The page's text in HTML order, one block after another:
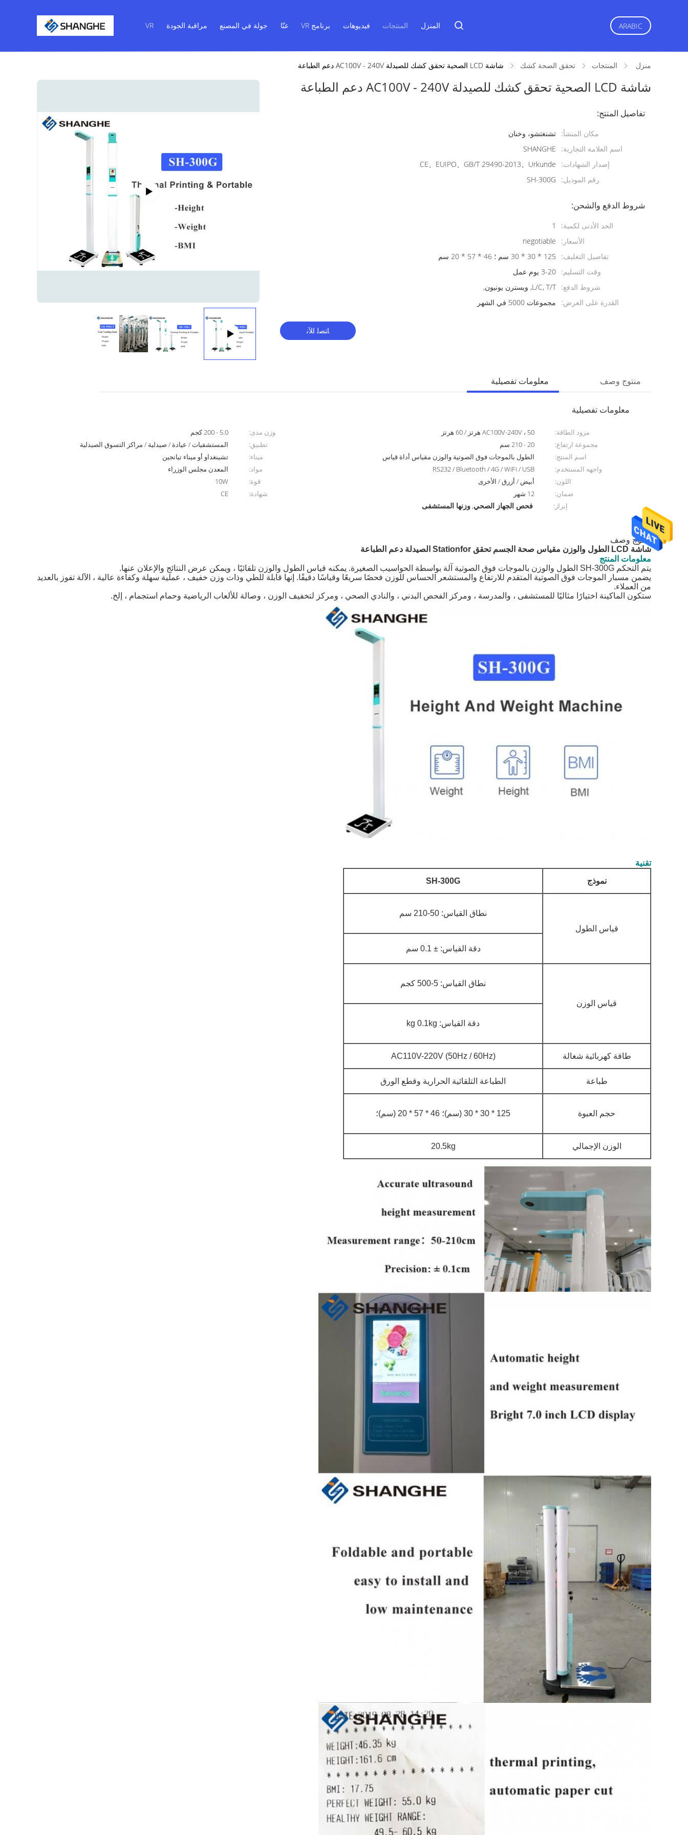
المنزل المنتجات فيديوهات برنامج VR عنّا جولة في المصنع مراقبة الجودة VR ARABIC
منزل المنتجات تحقق الصحة كشك شاشة LCD الصحية تحقق كشك للصيدلة AC100V - 240V دعم الطباعة
شاشة LCD الصحية تحقق كشك للصيدلة AC100V - 240V دعم الطباعة
تفاصيل المنتج:
مكان المنشأ: تشنغتشو، وخنان
اسم العلامة التجارية:
SHANGHE
إصدار الشهادات:
CE、EUIPO、GB/T 29490-2013、Urkunde
رقم الموديل:
SH-300G
شروط الدفع والشحن:
الحد الأدنى لكمية:
1
الأسعار:
negotiable
تفاصيل التغليف:
125 * 30 * 30 سم ؛ 46 * 57 * 20 سم
وقت التسليم: 3-20 يوم عمل
شروط الدفع: L/C, T/T, ويسترن يونيون,
القدرة على العرض:
مجموعات 5000 في الشهر
ﺎﺘﺼﻟ ﺍﻶﻧ
معلومات تفصيلية منتوج وصف
معلومات تفصيلية
مزود الطاقة: AC100V-240V ، 50 هرتز / 60 هرتز وزن مدى:
5.0 - 200 كجم
مجموعة ارتفاع:
20 - 210 سم تطبيق:
المستشفيات / عيادة / صيدلية / مراكز التسوق الصيدلية
اسم المنتج:
الطول بالموجات فوق الصوتية والوزن مقياس أداة قياس ميناء:
تشينغداو أو ميناء تيانجين
واجهه المستخدم:
RS232 / Bluetooth / 4G / WiFi / USB مواد:
المعدن مجلس الوزراء
اللون:
أبيض / أزرق / الأخرى قوة:
10W
ضمان:
12 شهر شهادة:
CE
إبراز:
فحص الجهاز الصحي,وزنها المستشفى
منتوج وصف
شاشة LCD الطول والوزن مقياس صحة الجسم تحقق Stationfor الصيدلة دعم الطباعة
معلومات المنتج
يتم التحكم SH-300G الطول والوزن بالموجات فوق الصوتية آلة بواسطة الحواسيب الصغيرة.
يمكنه قياس الطول والوزن تلقائيًا ، ويمكن عرض النتائج والإعلان عنها.
يضمن مسبار الموجات فوق الصوتية المتقدم للارتفاع والمستشعر الحساس للوزن فحصًا سريعًا وقياسًا دقيقًا. إنها قابلة للطي وذات وزن خفيف ، عملية سهلة وكفاءة عالية ، الآلة تفوز بالعديد
من العملاء.
ستكون الماكينة اختيارًا مثاليًا للمستشفى ، والمدرسة ، ومركز الفحص البدني ، والنادي الصحي ، ومركز لتخفيف الوزن ، وصالة للألعاب الرياضية وحمام استجمام ، إلخ.
تقنية
نموذج SH-300G
قياس الطول
نطاق القياس: 50-210 سم
دقة القياس: ± 0.1 سم
قياس الوزن
نطاق القياس: 5-500 كجم
دقة القياس: kg 0.1kg
طاقة كهربائية شغالة AC110V-220V (50Hz / 60Hz)
طباعة الطباعة التلقائية الحرارية وقطع الورق
حجم العبوة 125 * 30 * 30 (سم)؛ 46 * 57 * 20 (سم)؛
الوزن الإجمالي 20.5kg